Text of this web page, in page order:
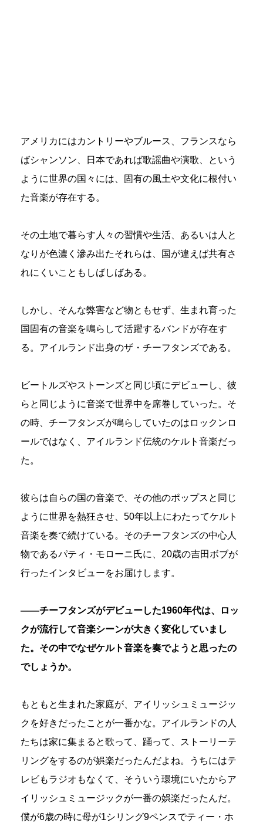
アメリカにはカントリーやブルース、フランスなら
ばシャンソン、日本であれば歌謡曲や演歌、という
ように世界の国々には、固有の風土や文化に根付い
た音楽が存在する。
その土地で暮らす人々の習慣や生活、あるいは人と
なりが色濃く滲み出たそれらは、国が違えば共有さ
れにくいこともしばしばある。
しかし、そんな弊害など物ともせず、生まれ育った
国固有の音楽を鳴らして活躍するバンドが存在す
る。アイルランド出身のザ・チーフタンズである。
ビートルズやストーンズと同じ頃にデビューし、彼
らと同じように音楽で世界中を席巻していった。そ
の時、チーフタンズが鳴らしていたのはロックンロ
ールではなく、アイルランド伝統のケルト音楽だっ
た。
彼らは自らの国の音楽で、その他のポップスと同じ
ように世界を熱狂させ、50年以上にわたってケルト
音楽を奏で続けている。そのチーフタンズの中心人
物であるパティ・モローニ氏に、20歳の吉田ボブが
行ったインタビューをお届けします。
――チーフタンズがデビューした1960年代は、ロッ
クが流行して音楽シーンが大きく変化していまし
た。その中でなぜケルト音楽を奏でようと思ったの
でしょうか。
もともと生まれた家庭が、アイリッシュミュージッ
クを好きだったことが一番かな。アイルランドの人
たちは家に集まると歌って、踊って、ストーリーテ
リングをするのが娯楽だったんだよね。うちにはテ
レビもラジオもなくて、そういう環境にいたからア
イリッシュミュージックが一番の娯楽だったんだ。
僕が6歳の時に母が1シリング9ペンスでティー・ホ